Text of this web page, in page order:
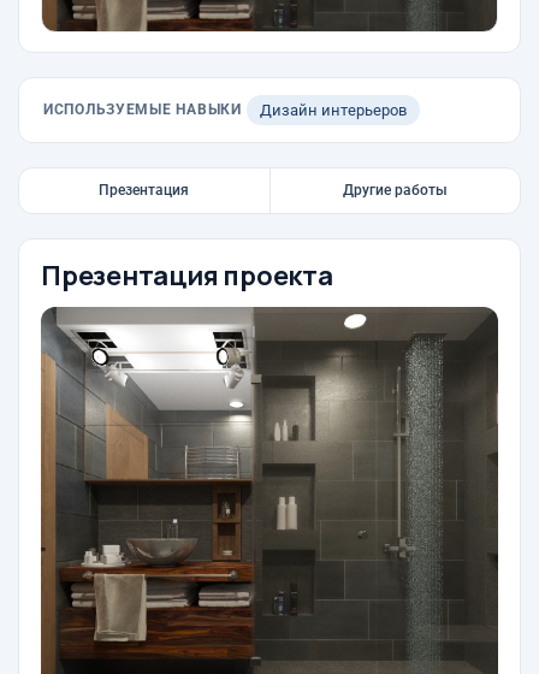
ИСПОЛЬЗУЕМЫЕ НАВЫКИ Дизайн интерьеров
Презентация Другие работы
Презентация проекта